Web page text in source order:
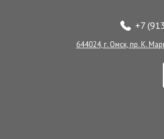
+7
644024, г. Омск, пр. К.